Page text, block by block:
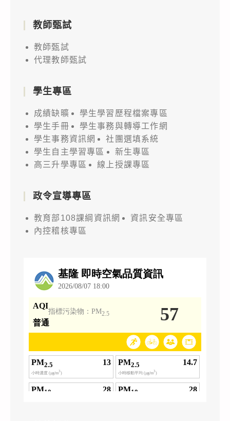
教師甄試
教師甄試
代理教師甄試
學生專區
成績缺曠
學生學習歷程檔案專區
學生手冊
學生事務與轉導工作網
學生事務資訊網
社團選填系統
學生自主學習專區
新生專區
高三升學專區
線上授課專區
政令宣導專區
教育部108課綱資訊網
資訊安全專區
內控稽核專區